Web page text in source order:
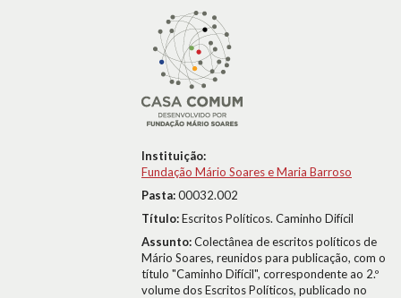
Instituição:
Fundação Mário Soares e Maria Barroso
Pasta:00032.002
Título:Escritos Políticos. Caminho Difícil
Assunto:Colectânea de escritos políticos de
Mário Soares, reunidos para publicação, com o
título "Caminho Difícil", correspondente ao 2.º
volume dos Escritos Políticos, publicado no